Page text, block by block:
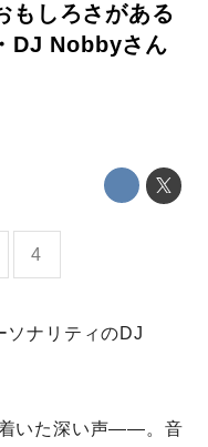
もしろさがある
DJ Nobbyさん
4
ソナリティのDJ
いた深い声――。音